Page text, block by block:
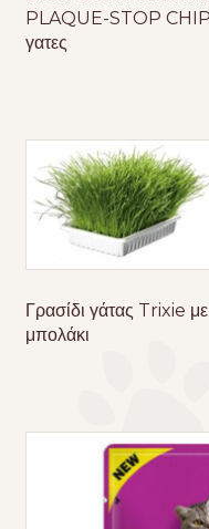
PLAQUE-STOP
γατες
Γρασίδι γάτας Trixie με
μπολάκι